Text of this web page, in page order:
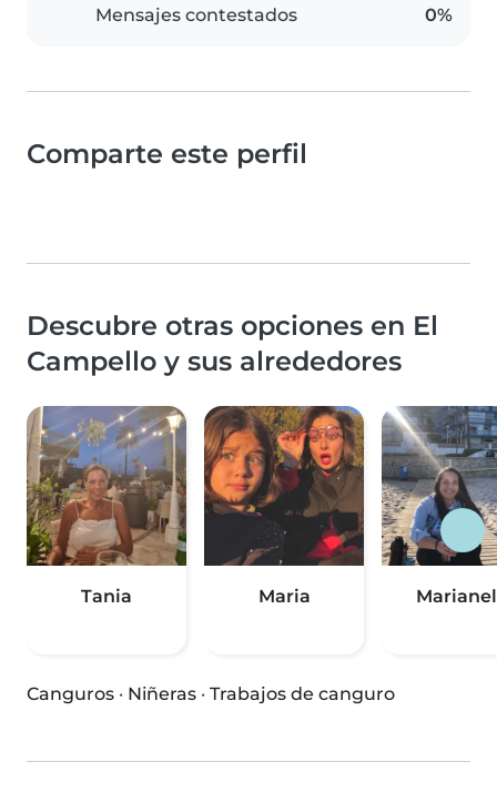
Mensajes contestados 0%
Comparte este perfil
Descubre otras opciones en El
Campello y sus alrededores
Tania Maria
Canguros · Niñeras · Trabajos de canguro